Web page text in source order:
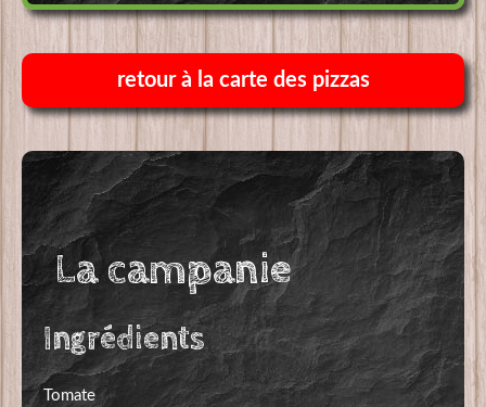
retour à la carte des pizzas
10,00€
La campanie
Ingrédients
Tomate